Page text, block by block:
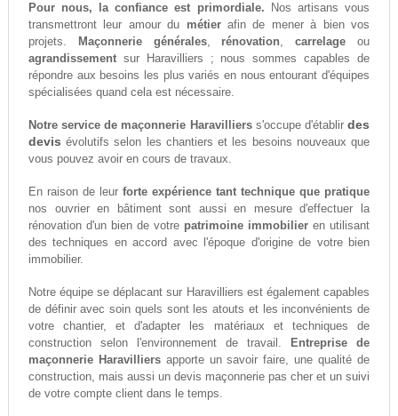
Pour nous, la confiance est primordiale. Nos artisans vous
transmettront leur amour du métierafin de mener à bien vos
projets.
Maçonnerie générales, rénovation,carrelage ou
agrandissementsur Haravilliers ; nous sommes capables de
répondre aux besoins les plus variés en nous entourant d'équipes
spécialisées quand cela est nécessaire.
Notre service de maçonnerie Haravillierss'occupe d'établirdes
devis évolutifs selon les chantiers et les besoins nouveaux que
vous pouvez avoir en cours de travaux.
En raison de leur forte expérience tant technique que pratique
nos ouvrier en bâtiment sont aussi en mesure d'effectuer la
rénovation d'un bien de votre patrimoine immobilier en utilisant
des techniques en accord avec l'époque d'origine de votre bien
immobilier.
Notre équipe se déplacant sur Haravilliers est également capables
de définir avec soin quels sont les atouts et les inconvénients de
votre chantier, et d'adapter les matériaux et techniques de
construction selon l'environnement de travail.
Entreprise de
maçonnerie Haravilliersapporte un savoir faire, une qualité de
construction, mais aussi un devis maçonnerie pas cher et un suivi
de votre compte client dans le temps.